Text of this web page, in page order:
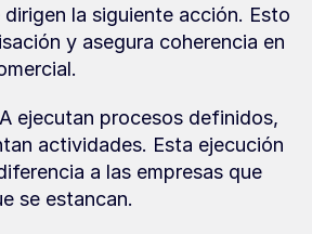
la siguiente acción. Esto
y asegura coherencia en
ejecutan procesos definidos,
actividades. Esta ejecución
a las empresas que
se estancan.